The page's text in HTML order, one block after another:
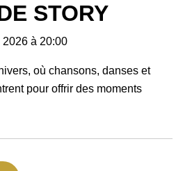
STORY
à 20:00
où chansons, danses et
pour offrir des moments